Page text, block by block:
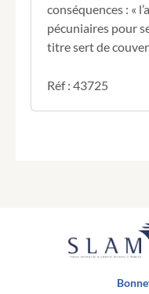
de
conséquences : «
pécuniaires pour
titre sert de
Réf : 43725